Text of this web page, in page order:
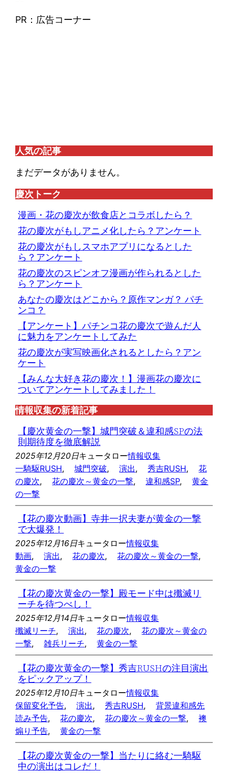
PR：広告コーナー
人気の記事
まだデータがありません。
慶次トーク
漫画・花の慶次が飲食店とコラボしたら？
花の慶次がもしアニメ化したら？アンケート
花の慶次がもしスマホアプリになるとした
ら？アンケート
花の慶次のスピンオフ漫画が作られるとした
ら？アンケート
あなたの慶次はどこから？原作マンガ？ パチ
ンコ？
【アンケート】パチンコ花の慶次で遊んだ人
に魅力をアンケートしてみた
花の慶次が実写映画化されるとしたら？アン
ケート
【みんな大好き花の慶次！】漫画花の慶次に
ついてアンケートしてみました！
情報収集の新着記事
【慶次黄金の一撃】城門突破＆違和感SPの法
則期待度を徹底解説
2025年12月20日キュータロー情報収集
一騎駆RUSH, 城門突破, 演出, 秀吉RUSH,
花
の慶次, 花の慶次～黄金の一撃, 違和感SP,
黄金
の一撃
【花の慶次動画】寺井一択夫妻が黄金の一撃
で大爆発！
2025年12月16日キュータロー情報収集
動画, 演出, 花の慶次, 花の慶次～黄金の一撃
黄金の一撃
【花の慶次黄金の一撃】殿モード中は殲滅リ
ーチを待つべし！
2025年12月14日キュータロー情報収集
殲滅リーチ, 演出, 花の慶次,
花の慶次～黄金の
一撃, 雑兵リーチ, 黄金の一撃
【花の慶次黄金の一撃】秀吉RUSHの注目演出
をピックアップ！
2025年12月10日キュータロー情報収集
保留変化予告, 演出, 秀吉RUSH,
背景違和感先
読み予告, 花の慶次, 花の慶次～黄金の一撃,
襖
煽り予告, 黄金の一撃
【花の慶次黄金の一撃】当たりに絡む一騎駆
中の演出はコレだ！